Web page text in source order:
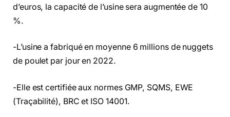
d’euros, la capacité de l’usine sera augmentée de 10
%.
-L’usine a fabriqué en moyenne 6 millions de nuggets
de poulet par jour en 2022.
-Elle est certifiée aux normes GMP, SQMS, EWE
(Traçabilité), BRC et ISO 14001.